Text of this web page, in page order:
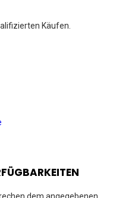
Käufen.
dem angegebenen